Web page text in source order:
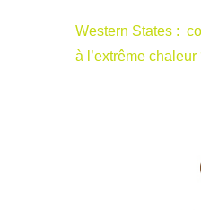
Western States :
à l’extrême chaleur